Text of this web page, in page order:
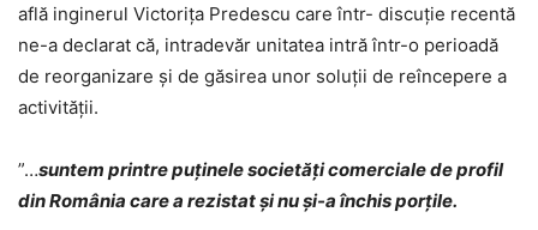
află inginerul Victorița Predescu care într- discuție recentă
ne-a declarat că, intradevăr unitatea intră într-o perioadă
de reorganizare și de găsirea unor soluții de reîncepere a
activității.
”…suntem printre puținele societăți comerciale de profil
din România care a rezistat și nu și-a închis porțile.